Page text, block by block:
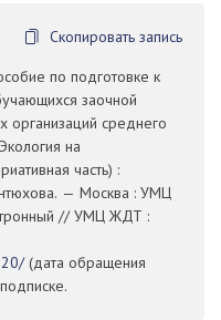
Скопировать запись
по подготовке к
заочной
среднего
на
часть) :
— Москва : УМЦ
// УМЦ ЖДТ :
(дата обращения